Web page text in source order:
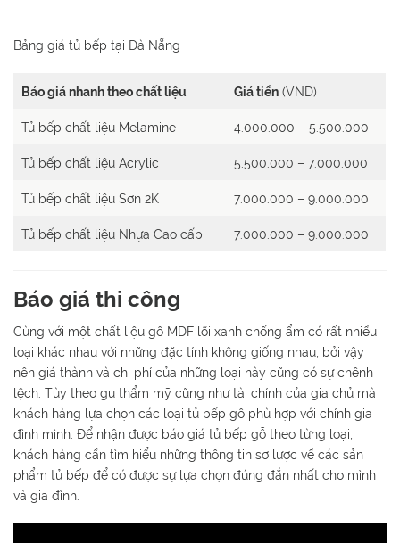
Bảng giá tủ bếp tại Đà Nẵng
Báo giá nhanh theo chất liệu Giá tiền (VND)
Tủ bếp chất liệu Melamine
4.000.000 – 5.500.000
Tủ bếp chất liệu Acrylic
5.500.000 – 7.000.000
Tủ bếp chất liệu Sơn 2K
7.000.000 – 9.000.000
Tủ bếp chất liệu Nhựa Cao cấp
7.000.000 – 9.000.000
Báo giá thi công
Cùng với một chất liệu gỗ MDF lõi xanh chống ẩm có rất nhiều
loại khác nhau với những đặc tính không giống nhau, bởi vậy
nên giá thành và chi phí của những loại này cũng có sự chênh
lệch. Tùy theo gu thẩm mỹ cũng như tài chính của gia chủ mà
khách hàng lựa chọn các loại tủ bếp gỗ phù hợp với chính gia
đình mình. Để nhận được báo giá tủ bếp gỗ theo từng loại,
khách hàng cần tìm hiểu những thông tin sơ lược về các sản
phẩm tủ bếp để có được sự lựa chọn đúng đắn nhất cho mình
và gia đình.